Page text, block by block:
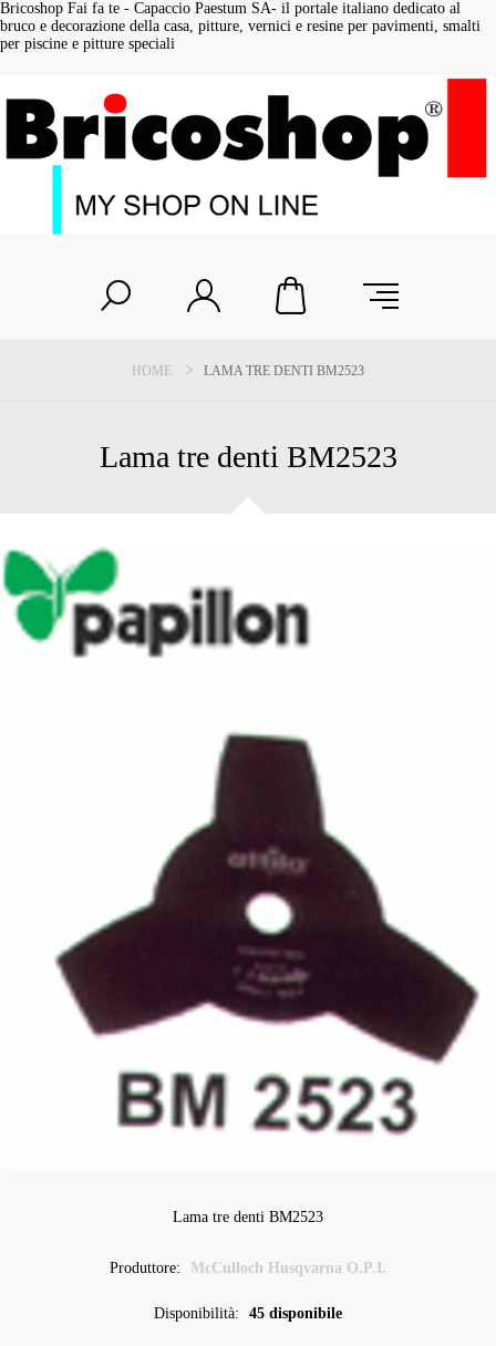
Bricoshop Fai fa te - Capaccio Paestum SA- il portale italiano dedicato al
bruco e decorazione della casa, pitture, vernici e resine per pavimenti, smalti
per piscine e pitture speciali
HOME LAMA TRE DENTI BM2523
Lama tre denti BM2523
Lama tre denti BM2523
Produttore: McCulloch Husqvarna O.P.I.
Disponibilità: 45 disponibile